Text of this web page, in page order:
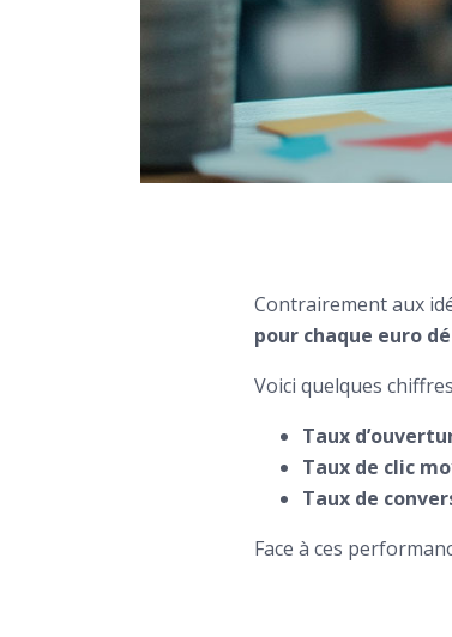
Contrairement aux
pour chaque euro
Voici quelques
Taux
Taux de clic
Taux de
Face à ces